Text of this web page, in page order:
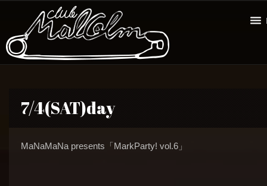
7/4(SAT)day
MaNaMaNa presents「MarkParty! vol.6」